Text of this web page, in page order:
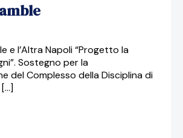
e l’Altra Napoli “Progetto la
Sostegno per la
del Complesso della Disciplina di